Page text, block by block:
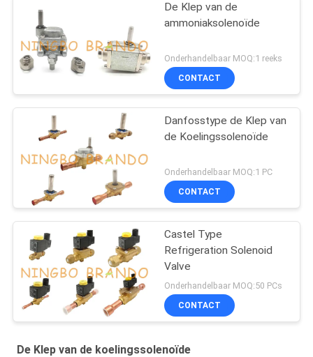
De Klep van de
ammoniaksolenoïde
Onderhandelbaar MOQ:1 reeks
CONTACT
Danfosstype de Klep van
de Koelingssolenoïde
Onderhandelbaar MOQ:1 PC
CONTACT
Castel Type
Refrigeration Solenoid
Valve
Onderhandelbaar MOQ:50 PCs
CONTACT
De Klep van de koelingssolenoïde